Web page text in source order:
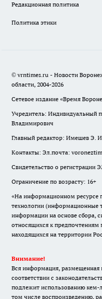
Редакционная политика
Политика этики
© vrntimes.ru - Новости
области, 2004-2026
Сетевое издание «Время
Учредитель: Индивидуальный
Владимирович
Главный редактор: Имешев Э.
Контакты: Эл.почта:
Свидетельство о регистрации
Ограничение по возрасту: 16+
«На информационном ресурсе
технологии (информационные
информации на основе сбора,
относящихся к предпочтениям
находящихся на территории
Внимание!
Вся информация, размещенная
соответствии с
подлежит использованию
том числе воспроизведению,